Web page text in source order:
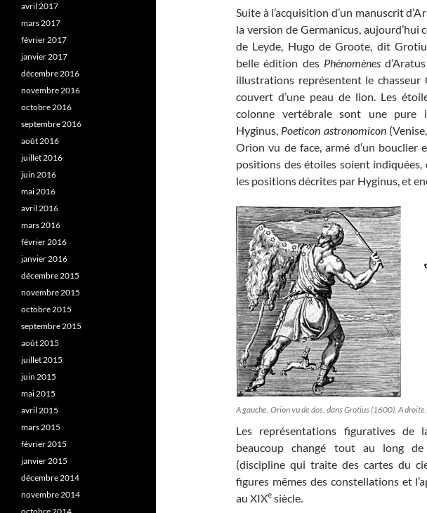
Suite à l’acquisition d’un manuscrit
la version de Germanicus, aujourd’hui
de Leyde, Hugo de Groote, dit
belle édition des Phénomènes
illustrations représentent le chasseur
couvert d’une peau de lion. Les
colonne vertébrale sont une pure
Hyginus, Poeticon astronomicon
Orion vu de face, armé d’un bouclier
positions des étoiles soient
les positions décrites par Hyginus, et
A gauche, Orion vu de dos, dans Grotius (1600). A
Les représentations figuratives de
beaucoup changé tout au long de
(discipline qui traite des cartes du
figures mêmes des constellations et
au XIXe siècle.
avril 2017
mars 2017
février 2017
janvier 2017
décembre 2016
novembre 2016
octobre 2016
septembre 2016
août 2016
juillet 2016
juin 2016
mai 2016
avril 2016
mars 2016
février 2016
janvier 2016
décembre 2015
novembre 2015
octobre 2015
septembre 2015
août 2015
juillet 2015
juin 2015
mai 2015
avril 2015
mars 2015
février 2015
janvier 2015
décembre 2014
novembre 2014